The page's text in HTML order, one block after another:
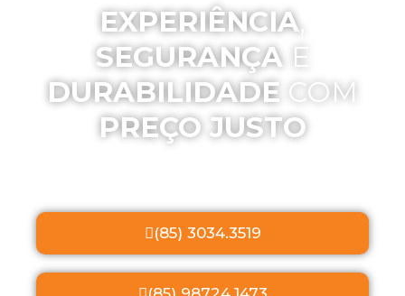
EXPERIÊNCIA,
SEGURANÇA E
DURABILIDADE COM
PREÇO JUSTO
(85) 3034.3519